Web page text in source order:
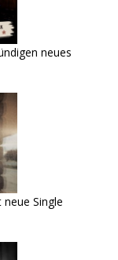
neues
Single